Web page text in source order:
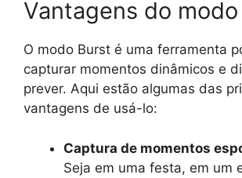
Vantagens do
O modo Burst é uma ferramenta
capturar momentos dinâmicos e
prever. Aqui estão algumas das
vantagens de usá-lo:
Captura de momentos
Seja em uma festa, em um